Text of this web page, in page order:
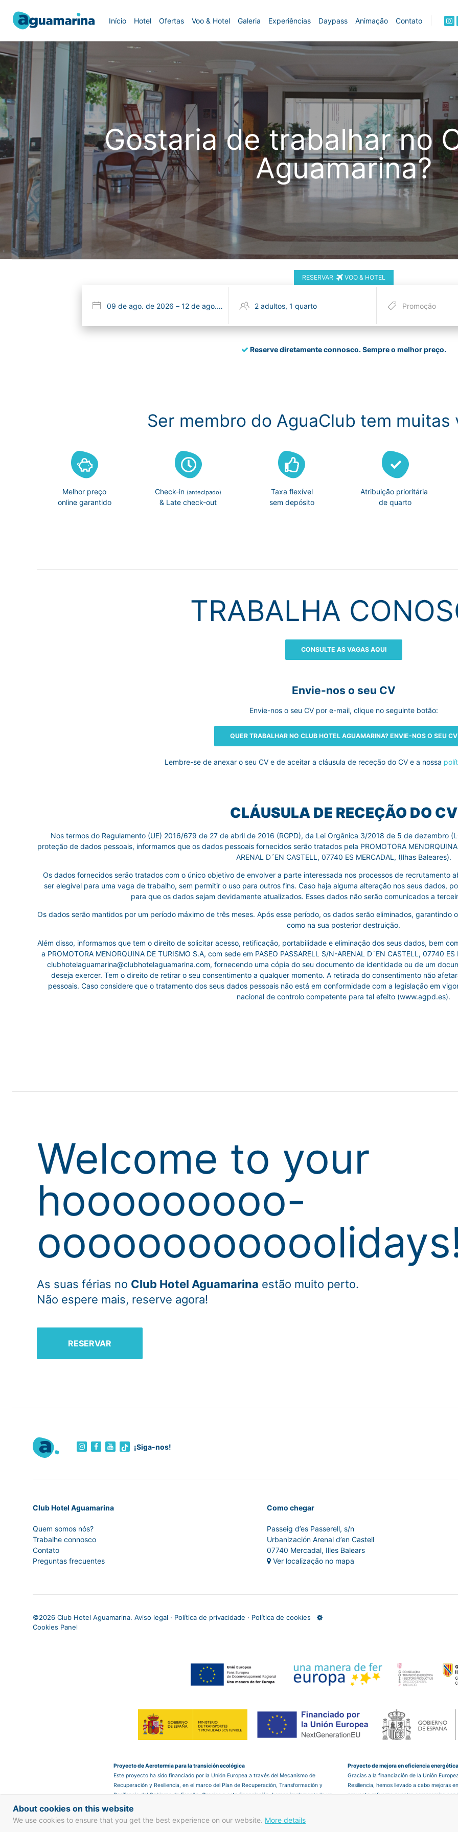
Início Hotel Ofertas Voo & Hotel Galeria Experiências Daypass Animação Contato
Gostaria de trabalhar no
Aguamarina?
RESERVAR VOO & HOTEL
Reserve diretamente connosco.Sempre o melhor preço.
Ser membro do AguaClub tem muitas
Melhor preço
online garantido
Check-in (antecipado)
& Late check-out
Taxa flexível
sem depósito
Atribuição prioritária
de quarto
TRABALHA
CONSULTE AS VAGAS AQUI
Envie-nos o seu CV
Envie-nos o seu CV por e-mail, clique no seguinte botão:
QUER TRABALHAR NO CLUB HOTEL AGUAMARINA? ENVIE-NOS O SEU CV
Lembre-se de anexar o seu CV e de aceitar a cláusula de receção do CV e a nossa
CLÁUSULA DE RECEÇÃO DO CV
Nos termos do Regulamento (UE) 2016/679 de 27 de abril de 2016 (RGPD), da Lei Orgânica 3/2018 de 5 de dezembro
proteção de dados pessoais, informamos que os dados pessoais fornecidos serão tratados pela PROMOTORA MENORQUINA
ARENAL D´EN CASTELL, 07740 ES MERCADAL, (Ilhas Baleares).
Os dados fornecidos serão tratados com o único objetivo de envolver a parte interessada nos processos de recrutamento
ser elegível para uma vaga de trabalho, sem permitir o uso para outros fins. Caso haja alguma alteração nos seus dados,
para que os dados sejam devidamente atualizados. Esses dados não serão comunicados a
Os dados serão mantidos por um período máximo de três meses. Após esse período, os dados serão eliminados,
como na sua posterior destruição.
Além disso, informamos que tem o direito de solicitar acesso, retificação, portabilidade e eliminação dos seus dados, bem
a PROMOTORA MENORQUINA DE TURISMO S.A, com sede em PASEO PASSARELL S/N-ARENAL D´EN CASTELL, 07740
clubhotelaguamarina@clubhotelaguamarina.com, fornecendo uma cópia do seu documento de identidade ou de um
deseja exercer. Tem o direito de retirar o seu consentimento a qualquer momento. A retirada do consentimento não
pessoais. Caso considere que o tratamento dos seus dados pessoais não está em conformidade com a legislação em
nacional de controlo competente para tal efeito (www.agpd.es).
Welcome to your
hooooooooo-
As suas férias no Club Hotel Aguamarina estão muito perto.
Não espere mais, reserve agora!
RESERVAR
¡Siga-nos!
Club Hotel Aguamarina
Quem somos nós?
Trabalhe connosco
Contato
Preguntas frecuentes
Como chegar
Passeig d’es Passerell, s/n
Urbanización Arenal d’en Castell
07740 Mercadal, Illes Balears
Ver localização no mapa
©2026 Club Hotel Aguamarina. Aviso legal · Política de privacidade · Política de cookies
Cookies Panel
Proyecto de Aerotermia para la transición ecológica
Este proyecto ha sido financiado por la Unión Europea a través del Mecanismo de
Recuperación y Resiliencia, en el marco del Plan de Recuperación, Transformación y
Resiliencia del Gobierno de España. Gracias a esta financiación, hemos implementado un
sistema de aerotermia en el hotel, que nos permite mejorar la eficiencia energética y
reducir las emisiones de CO₂, contribuyendo así a un futuro más sostenible.
Proyecto de mejora en eficiencia
Gracias a la financiación de la Unión
Resiliencia, hemos llevado a cabo mejoras
proyecto refuerza nuestro compromiso con
About cookies on this website
We use cookies to ensure that you get the best experience on our website. More details